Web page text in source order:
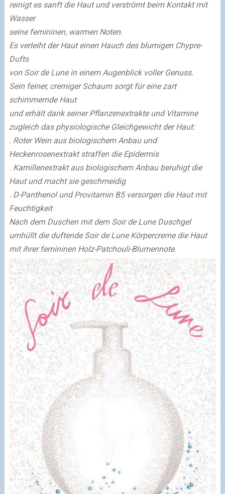
reinigt es sanft die Haut und verströmt beim Kontakt mit
Wasser
seine femininen, warmen Noten.
Es verleiht der Haut einen Hauch des blumigen Chypre-
Dufts
von Soir de Lune in einem Augenblick voller Genuss.
Sein feiner, cremiger Schaum sorgt für eine zart
schimmernde Haut
und erhält dank seiner Pflanzenextrakte und Vitamine
zugleich das physiologische Gleichgewicht der Haut:
. Roter Wein aus biologischem Anbau und
Heckenrosenextraktstraffen die Epidermis
. Kamillenextrakt aus biologischem Anbauberuhigt die
Haut und macht sie geschmeidig
. D-Panthenol und Provitamin B5versorgen die Haut mit
Feuchtigkeit
Nach dem Duschen mit dem Soir de Lune Duschgel
umhüllt die duftende Soir de Lune Körpercreme die Haut
mit ihrer femininen Holz-Patchouli-Blumennote.